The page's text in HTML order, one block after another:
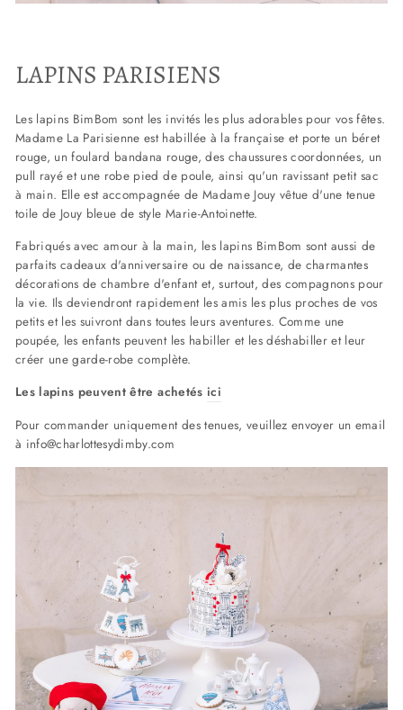
LAPINS PARISIENS
Les lapins BimBom sont les invités les plus adorables pour vos fêtes.
Madame La Parisienne est habillée à la française et porte un béret
rouge, un foulard bandana rouge, des chaussures coordonnées, un
pull rayé et une robe pied de poule, ainsi qu'un ravissant petit sac
à main. Elle est accompagnée de Madame Jouy vêtue d'une tenue
toile de Jouy bleue de style Marie-Antoinette.
Fabriqués avec amour à la main, les lapins BimBom sont aussi de
parfaits cadeaux d'anniversaire ou de naissance, de charmantes
décorations de chambre d'enfant et, surtout, des compagnons pour
la vie. Ils deviendront rapidement les amis les plus proches de vos
petits et les suivront dans toutes leurs aventures. Comme une
poupée, les enfants peuvent les habiller et les déshabiller et leur
créer une garde-robe complète.
Les lapins peuvent être achetés ici
Pour commander uniquement des tenues, veuillez envoyer un email
à info@charlottesydimby.com